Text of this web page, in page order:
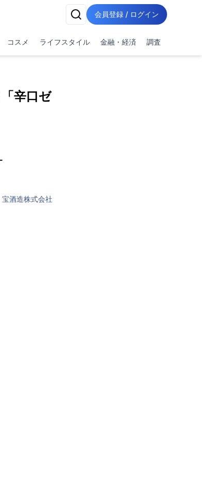
会員登録 / ログイン
コスメ ライフスタイル 金融・経済 調査
辛口ゼ
宝酒造株式会社